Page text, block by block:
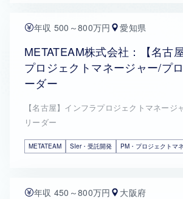
年収 500～800万円 愛知県
METATEAM株式会社：【名古
プロジェクトマネージャー/プ
ーダー
【名古屋】インフラプロジェクトマネージ
リーダー
METATEAM SIer・受託開発 PM・プロジェクトマ
年収 450～800万円 大阪府